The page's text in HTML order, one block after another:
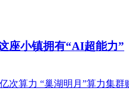
座小镇拥有“AI超能力”
次算力 “巢湖明月”算力集群